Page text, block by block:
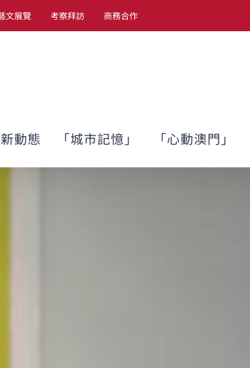
文展覽 考察拜訪 商務合作
動態 「城市記憶」 「心動澳門」